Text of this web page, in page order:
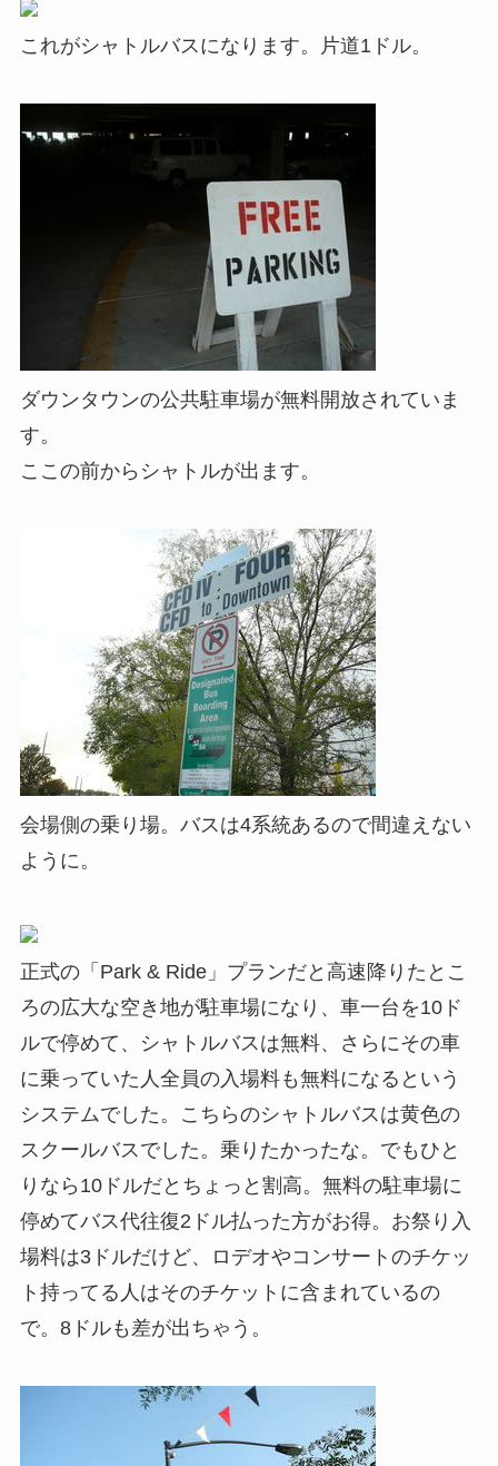
これがシャトルバスになります。片道1ドル。
ダウンタウンの公共駐車場が無料開放されていま
す。
ここの前からシャトルが出ます。
会場側の乗り場。バスは4系統あるので間違えない
ように。
正式の「Park & Ride」プランだと高速降りたとこ
ろの広大な空き地が駐車場になり、車一台を10ド
ルで停めて、シャトルバスは無料、さらにその車
に乗っていた人全員の入場料も無料になるという
システムでした。こちらのシャトルバスは黄色の
スクールバスでした。乗りたかったな。でもひと
りなら10ドルだとちょっと割高。無料の駐車場に
停めてバス代往復2ドル払った方がお得。お祭り入
場料は3ドルだけど、ロデオやコンサートのチケッ
ト持ってる人はそのチケットに含まれているの
で。8ドルも差が出ちゃう。